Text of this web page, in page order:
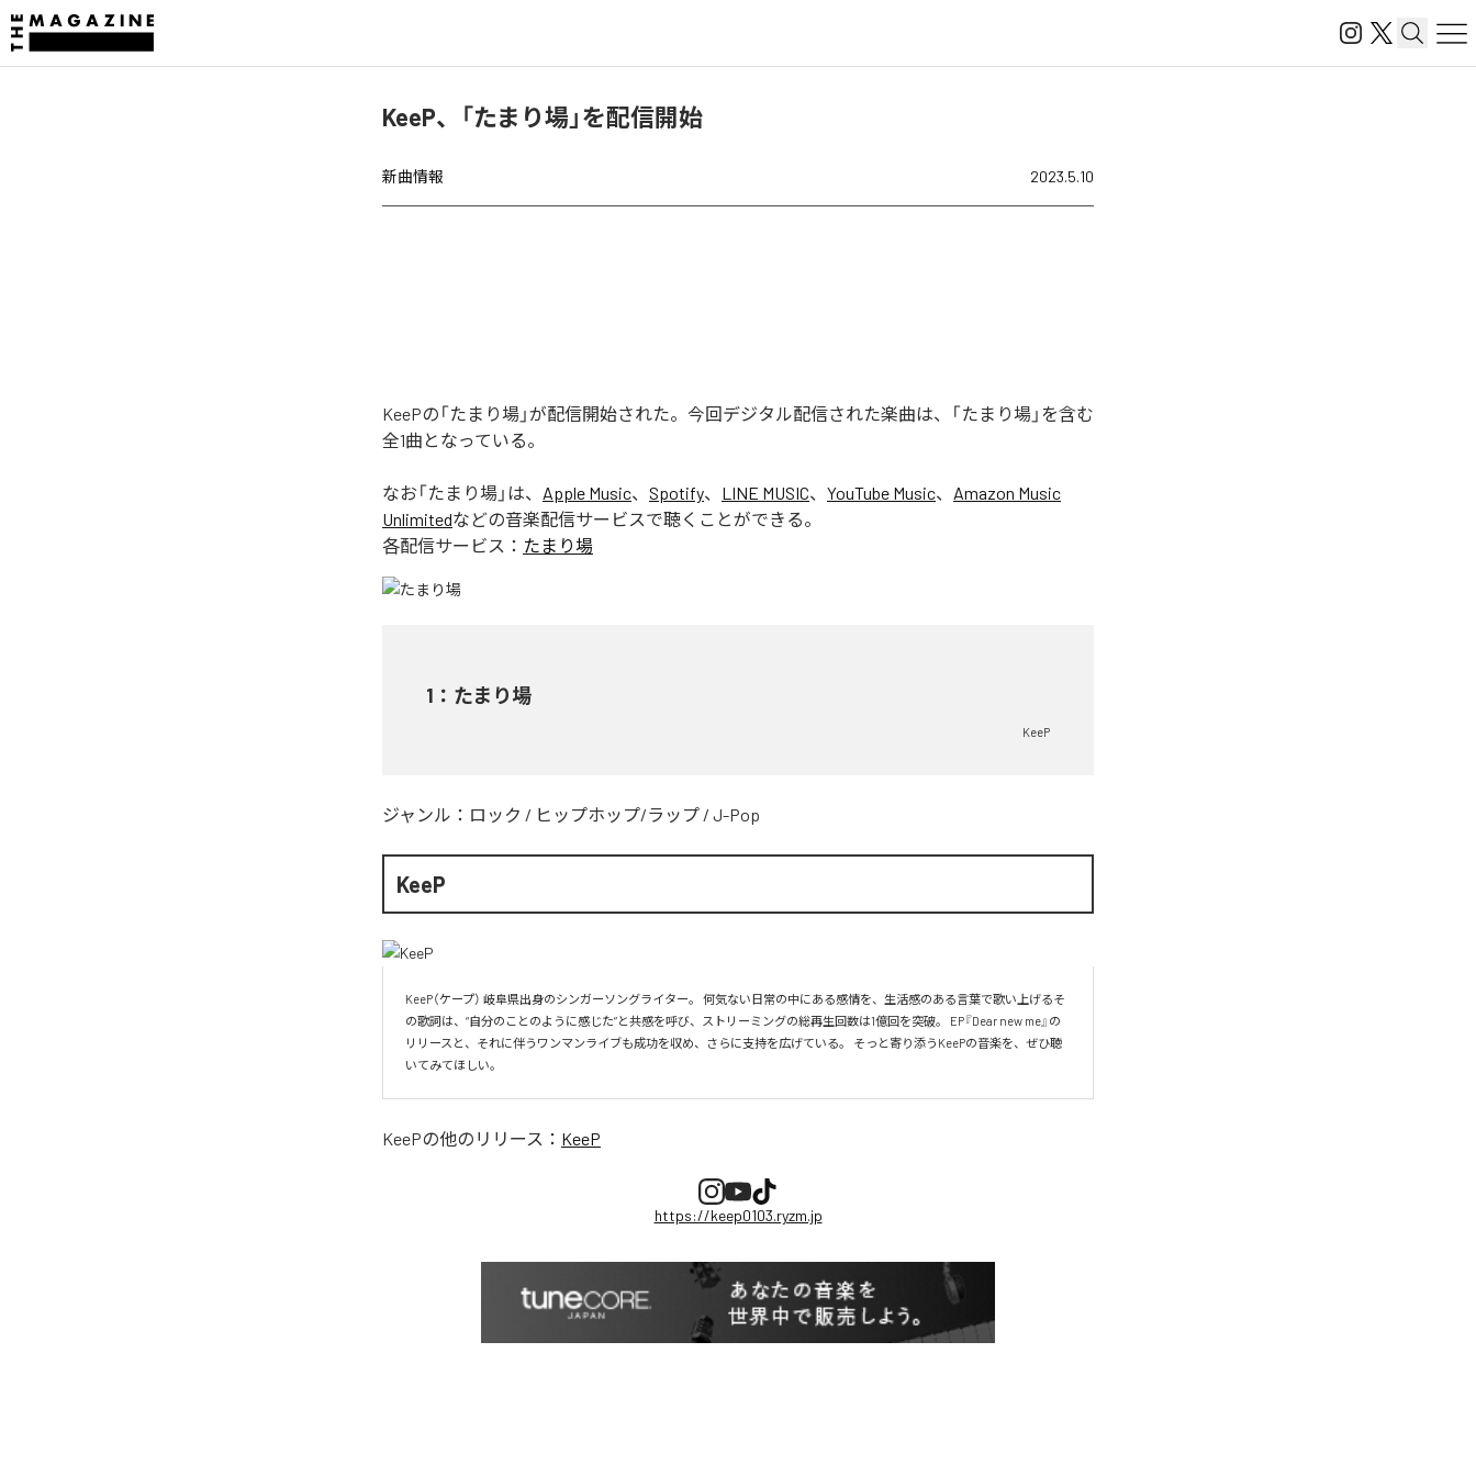
KeeP、「たまり場」を配信開始
新曲情報 2023.5.10
KeePの「たまり場」が配信開始された。今回デジタル配信された楽曲は、「たまり場」を含む
全1曲となっている。
なお「たまり場 」は、 Apple Music、 Spotify、 LINE MUSIC、 YouTube Music、 Amazon Music
Unlimitedなどの音楽配信サービスで聴くことができる。
各配信サービス： たまり場
1 ： たまり場
KeeP
ジャンル： ロック / ヒップホップ/ラップ / J-Pop
KeeP
KeeP（ケープ） 岐阜県出身のシンガーソングライター。 何気ない日常の中にある感情を、生活感のある言葉で歌い上げるそ
の歌詞は、“自分のことのように感じた”と共感を呼び、ストリーミングの総再生回数は1億回を突破。 EP『Dear new me』の
リリースと、それに伴うワンマンライブも成功を収め、さらに支持を広げている。 そっと寄り添うKeePの音楽を、ぜひ聴
いてみてほしい。
KeePの他のリリース： KeeP
https://keep0103.ryzm.jp